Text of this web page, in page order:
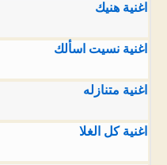
اغنية هنيك
اغنية نسيت اسألك
اغنية متنازله
اغنية كل الغلا